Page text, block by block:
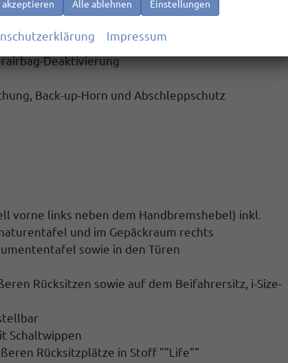
Deaktivierung
Back-up-Horn und Abschleppschutz
vorne links neben dem Handbremshebel) inkl.
und im Gepäckraum rechts
sowie in den Türen
Rücksitzen sowie auf dem Beifahrersitz, i-Size-
Schaltwippen
Rücksitzplätze in Stoff ""Life""
akzeptieren Alle ablehnen Einstellungen
Impressum